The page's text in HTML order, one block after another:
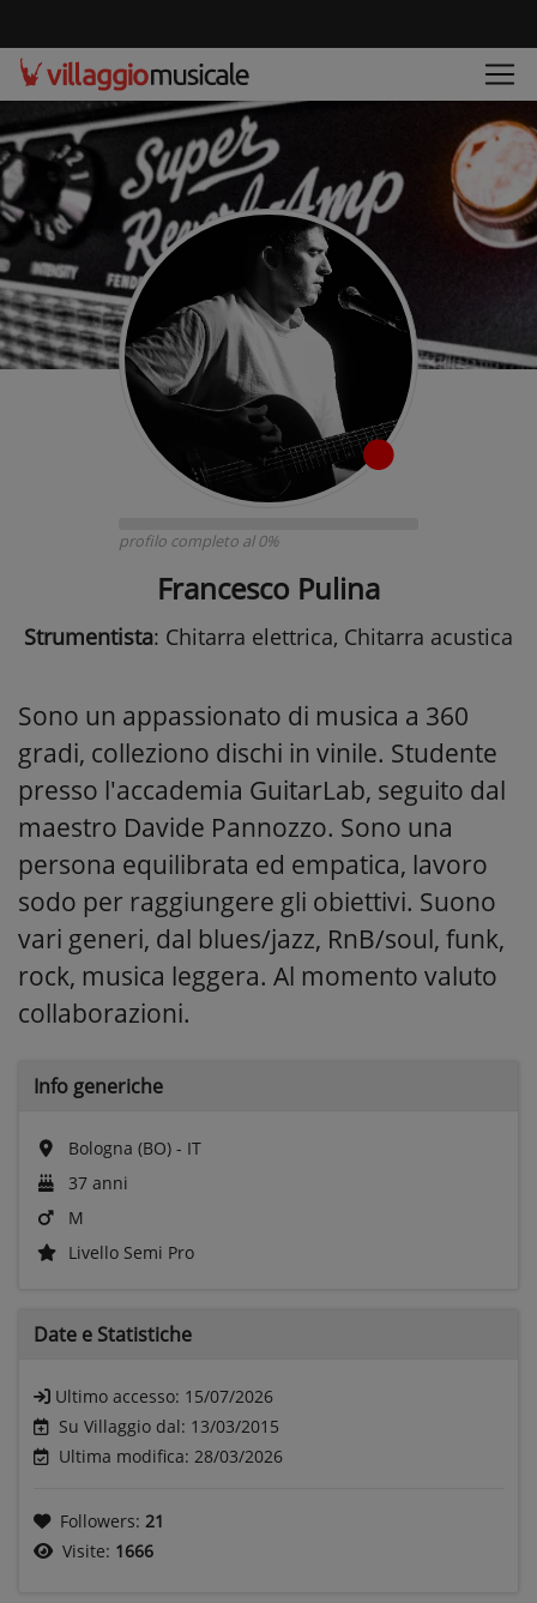
profilo completo al 0%
Francesco Pulina
Strumentista: Chitarra elettrica, Chitarra acustica
Sono un appassionato di musica a 360
gradi, colleziono dischi in vinile. Studente
presso l'accademia GuitarLab, seguito dal
maestro Davide Pannozzo. Sono una
persona equilibrata ed empatica, lavoro
sodo per raggiungere gli obiettivi. Suono
vari generi, dal blues/jazz, RnB/soul, funk,
rock, musica leggera. Al momento valuto
collaborazioni.
Info generiche
Bologna (BO) - IT
37 anni
M
Livello Semi Pro
Date e Statistiche
Ultimo accesso: 15/07/2026
Su Villaggio dal: 13/03/2015
Ultima modifica: 28/03/2026
Followers: 21
Visite: 1666